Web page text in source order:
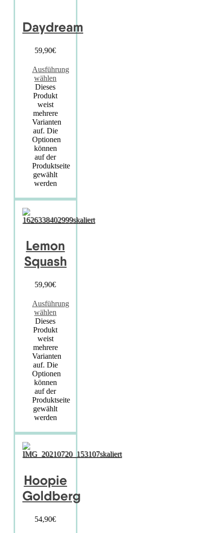
Daydream
59,90€
Ausführung
wählen
Dieses
Produkt
weist
mehrere
Varianten
auf. Die
Optionen
können
auf der
Produktseite
gewählt
werden
Lemon
Squash
59,90€
Ausführung
wählen
Dieses
Produkt
weist
mehrere
Varianten
auf. Die
Optionen
können
auf der
Produktseite
gewählt
werden
Hoopie
Goldberg
54,90€